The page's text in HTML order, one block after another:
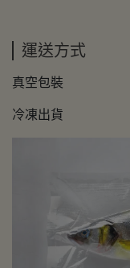
運送方式
真空包裝
冷凍出貨